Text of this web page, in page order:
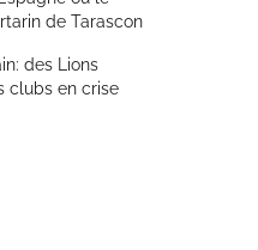
de Tarascon
des Lions
clubs en crise